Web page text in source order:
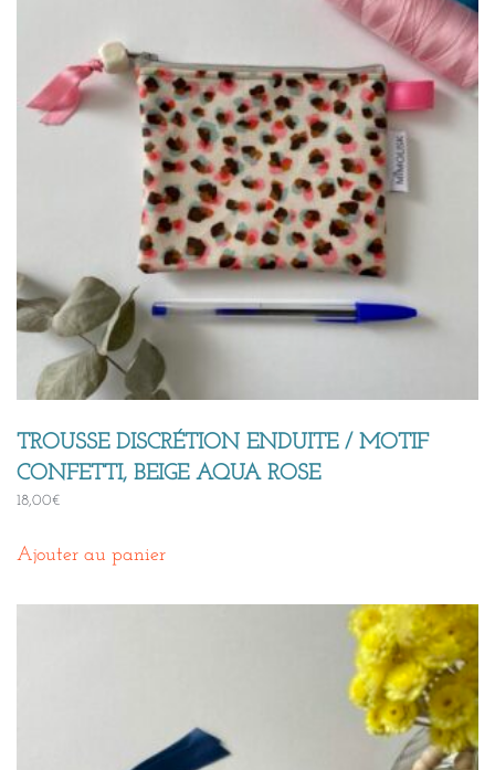
TROUSSE DISCRÉTION ENDUITE / MOTIF
CONFETTI, BEIGE AQUA ROSE
18,00€
Ajouter au panier